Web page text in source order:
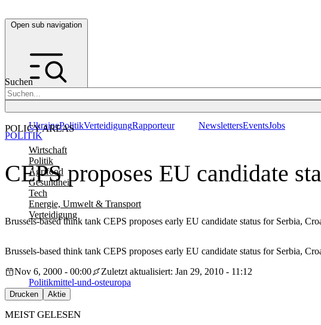
Open sub navigation
Suchen
POLICY AREAS
Wirtschaft
Politik
Agrifood
Gesundheit
Tech
Energie, Umwelt & Transport
Verteidigung
UkrainePolitikVerteidigungRapporteur NewslettersEventsJobs
CEPS proposes EU candidate
Brussels-based think tank CEPS proposes early EU candidate status for Serbia,
POLITIK
Brussels-based think tank CEPS proposes early EU candidate status for Serbia,
Nov 6, 2000 - 00:00
Zuletzt aktualisiert: Jan 29, 2010 - 11:12
Politikmittel-und-osteuropa
Drucken Aktie
MEIST GELESEN